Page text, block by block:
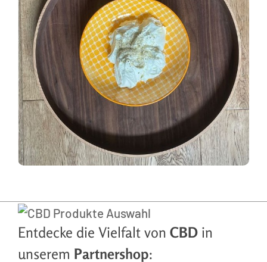
Entdecke die Vielfalt von CBD in
unserem Partnershop: